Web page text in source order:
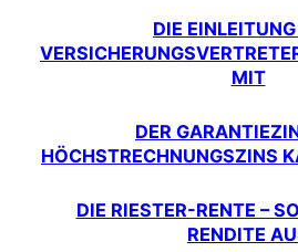
DIE
MIT
DER
HÖCHSTRECHNUNGSZINS
DIE RIESTER-RENTE –
RENDITE